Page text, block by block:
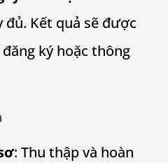
đủ. Kết quả sẽ được
ký hoặc thông
: Thu thập và hoàn